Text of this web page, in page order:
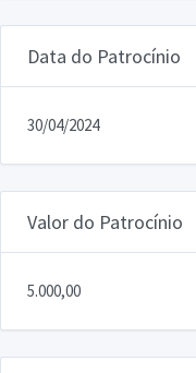
Data do Patrocínio
30/04/2024
Valor do Patrocínio
5.000,00